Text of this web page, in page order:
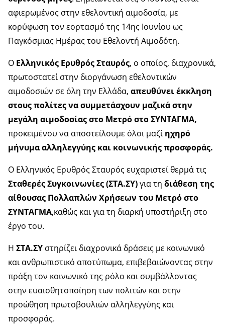
αφιερωμένος στην εθελοντική αιμοδοσία, με
κορύφωση τον εορτασμό της 14ης Ιουνίου ως
Παγκόσμιας Ημέρας του Εθελοντή Αιμοδότη.
Ο Ελληνικός Ερυθρός Σταυρός, ο οποίος, διαχρονικά,
πρωτοστατεί στην διοργάνωση εθελοντικών
αιμοδοσιών σε όλη την Ελλάδα, απευθύνει έκκληση
στους πολίτες να συμμετάσχουν μαζικά στην
μεγάλη αιμοδοσίας στο Μετρό στο ΣΥΝΤΑΓΜΑ,
προκειμένου να αποστείλουμε όλοι μαζίηχηρό
μήνυμα αλληλεγγύης και κοινωνικής προσφοράς.
O Ελληνικός Ερυθρός Σταυρός ευχαριστεί θερμά τις
Σταθερές Συγκοινωνίες (ΣΤΑ.ΣΥ)για τη διάθεση της
αίθουσας Πολλαπλών Χρήσεων του Μετρό στο
ΣΥΝΤΑΓΜΑ,καθώς και για τη διαρκή υποστήριξη στο
έργο του.
Η ΣΤΑ.ΣΥ στηρίζει διαχρονικά δράσεις με κοινωνικό
και ανθρωπιστικό αποτύπωμα, επιβεβαιώνοντας στην
πράξη τον κοινωνικό της ρόλο και συμβάλλοντας
στην ευαισθητοποίηση των πολιτών και στην
προώθηση πρωτοβουλιών αλληλεγγύης και
προσφοράς.